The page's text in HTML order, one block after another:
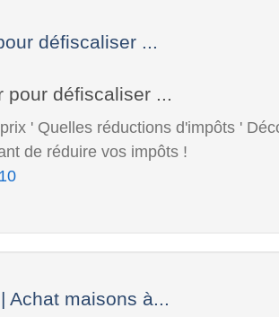
défiscaliser ...
' Quelles réductions d'impôts '
de réduire vos impôts !
Achat maisons à...